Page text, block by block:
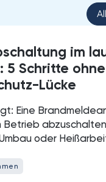
im
5 Schritte ohne
Lücke
Eine
Betrieb
oder